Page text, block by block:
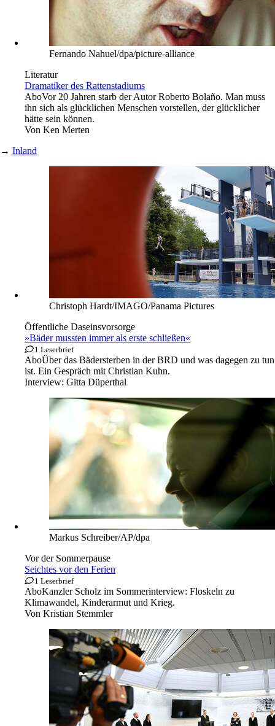
Fernando Nahuel/dpa/picture-alliance
Literatur
Dramatiker des Rattenstadiums
AboVor 20 Jahren starb der Autor Roberto Bolaño. Man muss
ihn sich als glücklichen Menschen vorstellen, der glücklicher
hätte sein können.
Von Ken Merten
→ Inland
Christoph Hardt/IMAGO/Panama Pictures
Öffentliche Daseinsvorsorge
»Bäder mussten immer als erste schließen«
1 Leserbrief
AboÜber das Bädersterben in der BRD und was dagegen zu tun
ist. Ein Gespräch mit Christian Kuhn.
Interview: Gitta Düperthal
Markus Schreiber/AP/dpa
Vor der Sommerpause
Seichtes vor den Ferien
1 Leserbrief
AboKanzler Scholz im Sommerinterview: Floskeln zu
Klimawandel, Kinderarmut und Krieg.
Von Kristian Stemmler